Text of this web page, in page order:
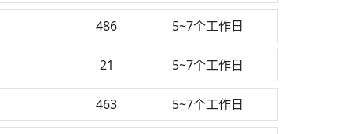
486 5~7个工作日
21 5~7个工作日
463 5~7个工作日